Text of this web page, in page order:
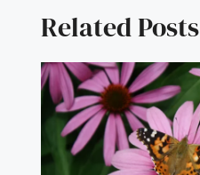
Related Posts